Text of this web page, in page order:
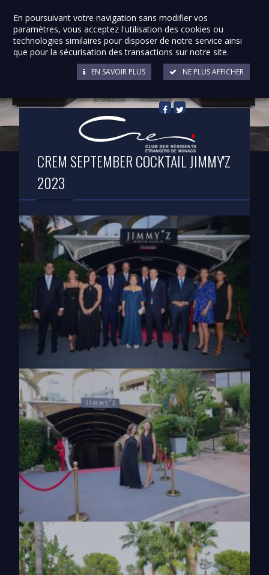
CREM SEPTEMBER COCKTAIL JIMMY'Z
2023
En poursuivant votre navigation sans modifier vos
paramètres, vous acceptez l'utilisation des cookies ou
technologies similaires pour disposer de notre service ainsi
que pour la sécurisation des transactions sur notre site.
NE PLUS AFFICHER
EN SAVOIR PLUS